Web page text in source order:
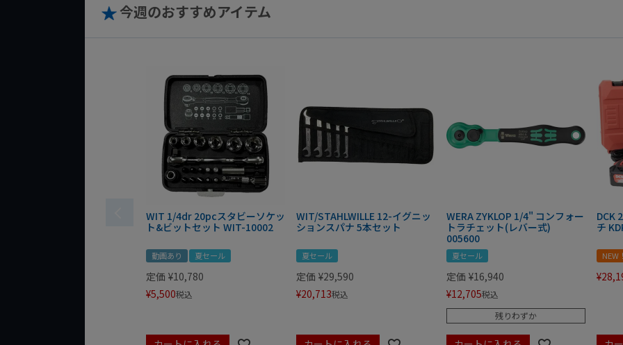
今週のおすすめアイテム
WIT 1/4dr 20pcスタビーソケッ
ト&ビットセット WIT-10002
動画あり 夏セール
定価 ¥10,780
¥5,500税込
WIT/STAHLWILLE 12-イグニッ
ションスパナ 5本セット
夏セール
定価 ¥29,590
¥20,713税込
WERA ZYKLOP 1/4" コンフォー
トラチェット(レバー式)
005600
夏セール
定価 ¥16,940
¥12,705税込
残りわずか
DCK
チ
NEW！
¥